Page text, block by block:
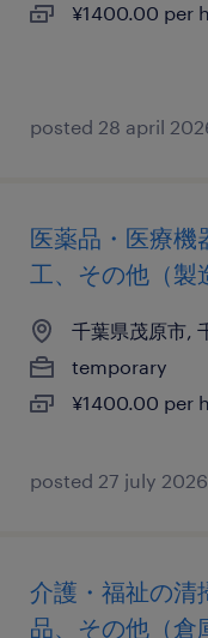
¥1400.00 per
posted 28 april
医薬品・医療機
工、その他（製
千葉県茂原市,
temporary
¥1400.00 per
posted 27 july 2026
介護・福祉の清
品、その他（倉